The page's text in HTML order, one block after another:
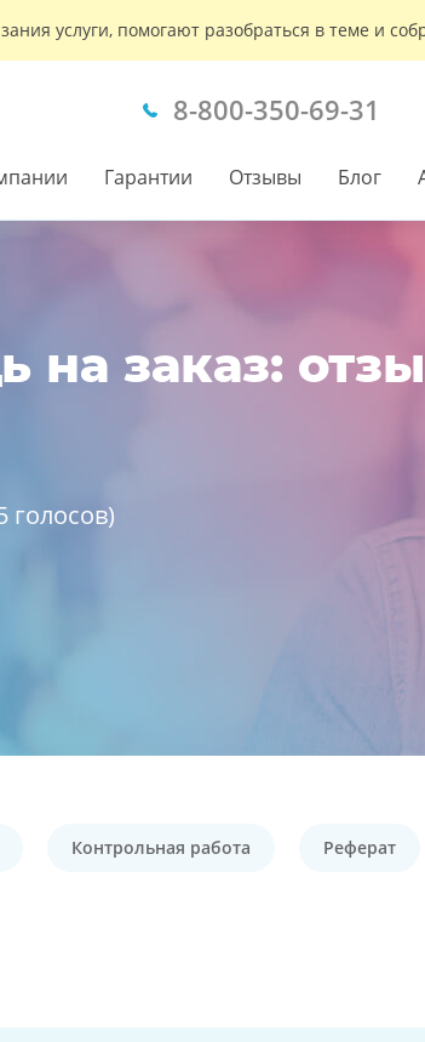
услуги, помогают разобраться в теме и
8-800-350-69-31
Гарантии Отзывы Блог
заказ:
голосов)
Контрольная работа Реферат